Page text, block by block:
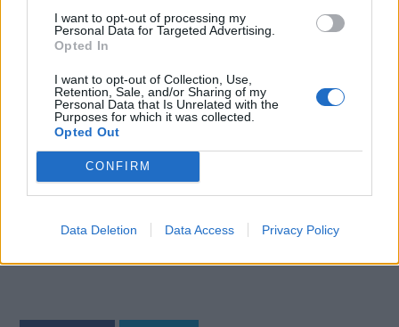
I want to opt-out of processing my
Personal Data for Targeted Advertising.
Opted In
I want to opt-out of Collection, Use,
Retention, Sale, and/or Sharing of my
Personal Data that Is Unrelated with the
Purposes for which it was collected.
Opted Out
CONFIRM
Data Deletion Data Access Privacy Policy
Πρόκειται για το τρίτο κρούσμα στον Καναδά. Τα
άλλα δύο ήταν ένας 55χρονος άνδρας και η